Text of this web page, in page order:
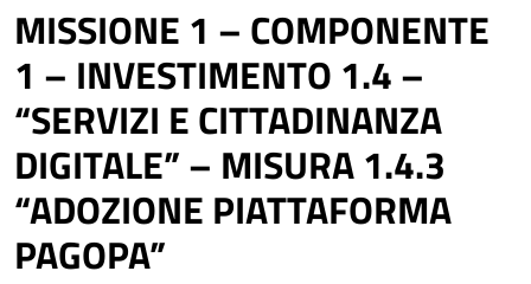
MISSIONE 1 – COMPONENTE
1 – INVESTIMENTO 1.4 –
“SERVIZI E CITTADINANZA
DIGITALE” – MISURA 1.4.3
“ADOZIONE PIATTAFORMA
PAGOPA”